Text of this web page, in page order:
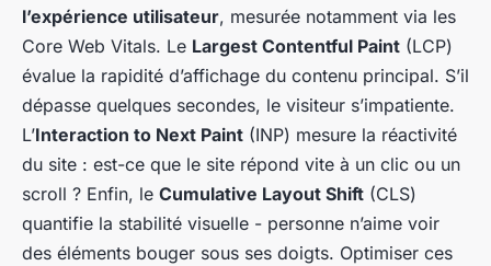
l’expérience utilisateur, mesurée notamment via les
Core Web Vitals. Le Largest Contentful Paint (LCP)
évalue la rapidité d’affichage du contenu principal. S’il
dépasse quelques secondes, le visiteur s’impatiente.
L’Interaction to Next Paint (INP) mesure la réactivité
du site : est-ce que le site répond vite à un clic ou un
scroll ? Enfin, le Cumulative Layout Shift (CLS)
quantifie la stabilité visuelle - personne n’aime voir
des éléments bouger sous ses doigts. Optimiser ces